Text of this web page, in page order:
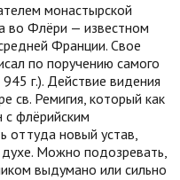
монастырской
во Флёри — известном
Франции. Свое
по поручению самого
г.). Действие видения
св. Ремигия, который как
с флёрийским
оттуда новый устав,
Можно подозревать,
выдумано или сильно